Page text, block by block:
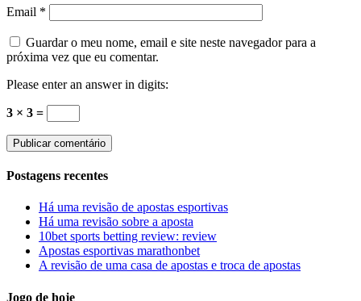
Email *
Guardar o meu nome, email e site neste navegador para a
próxima vez que eu comentar.
Please enter an answer in digits:
3 × 3 =
Postagens recentes
Há uma revisão de apostas esportivas
Há uma revisão sobre a aposta
10bet sports betting review: review
Apostas esportivas marathonbet
A revisão de uma casa de apostas e troca de apostas
Jogo de hoje